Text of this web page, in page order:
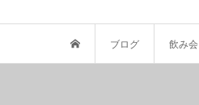
ブログ 飲み会